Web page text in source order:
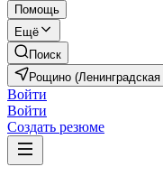
Помощь
Ещё
Поиск
Рощино (Ленинградская
Войти
Войти
Создать резюме